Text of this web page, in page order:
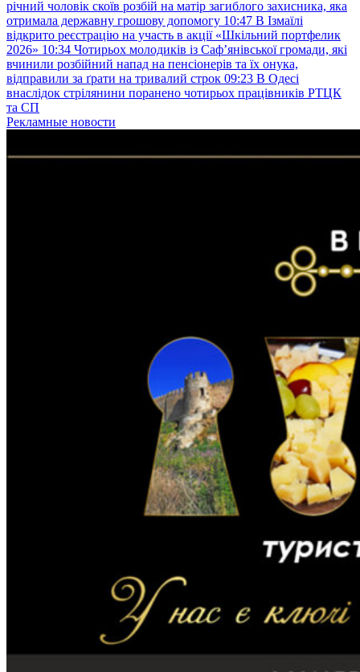
річний чоловік скоїв розбій на матір загиблого захисника, яка
отримала державну грошову допомогу 10:47 В Ізмаїлі
відкрито реєстрацію на участь в акції «Шкільний портфелик
2026» 10:34 Чотирьох молодиків із Саф’янівської громади, які
вчинили розбійний напад на пенсіонерів та їх онука,
відправили за ґрати на тривалий строк 09:23 В Одесі
внаслідок стрілянини поранено чотирьох працівників РТЦК
та СП
Рекламные новости